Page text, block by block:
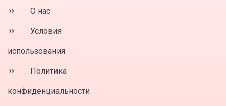
О нас
Условия
использования
Политика
конфиденциальности